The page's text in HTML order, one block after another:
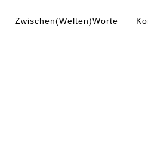
Zwischen(Welten)Worte